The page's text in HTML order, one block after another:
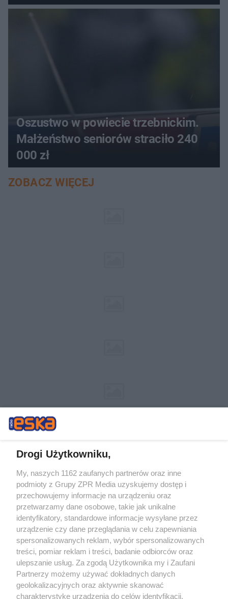
aucie
Oszustwo w powiecie trzebnickim.
Małżeństwo seniorów straciło 240
000 zł
ZOBACZ WIĘCEJ
Żaden utwór zamieszczony w serwisie nie może być powielany i
rozpowszechniany lub dalej rozpowszechniany w jakikolwiek sposób (w
tym także elektroniczny lub mechaniczny) na jakimkolwiek polu
eksploatacji w jakiejkolwiek formie, włącznie z umieszczaniem w
Internecie bez pisemnej zgody właściciela praw. Jakiekolwiek użycie lub
wykorzystanie utworów w całości lub w części z naruszeniem prawa,
tzn. bez właściwej zgody, jest zabronione pod groźbą kary i może być
ścigane prawnie.
Drogi Użytkowniku,
My, naszych 1162 zaufanych partnerów oraz inne
podmioty z Grupy ZPR Media uzyskujemy dostęp i
przechowujemy informacje na urządzeniu oraz
przetwarzamy dane osobowe, takie jak unikalne
identyfikatory, standardowe informacje wysyłane przez
urządzenie czy dane przeglądania w celu zapewniania
spersonalizowanych reklam, wybór spersonalizowanych
treści, pomiar reklam i treści, badanie odbiorców oraz
ulepszanie usług. Za zgodą Użytkownika my i Zaufani
Partnerzy możemy używać dokładnych danych
geolokalizacyjnych oraz aktywnie skanować
charakterystykę urządzenia do celów identyfikacji.